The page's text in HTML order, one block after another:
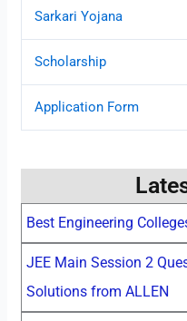
Sarkari Yojana
Scholarship
Application Form
Best Engineering
JEE Main Session 2
Solutions from ALLEN